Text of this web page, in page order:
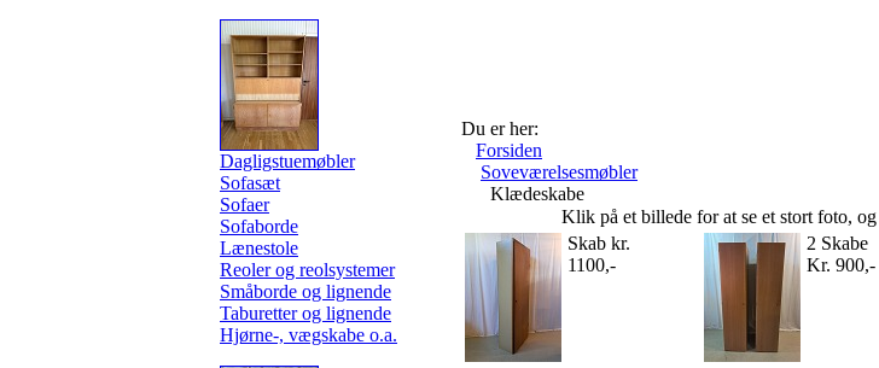
Dagligstuemøbler
Sofasæt
Sofaer
Sofaborde
Lænestole
Reoler og reolsystemer
Småborde og lignende
Taburetter og lignende
Hjørne-, vægskabe o.a.
Du er her:
Forsiden
Soveværelsesmøbler
Klædeskabe
Klik på et billede for at se et stort foto,
Skab kr.
1100,-
2 Skabe
Kr. 900,-